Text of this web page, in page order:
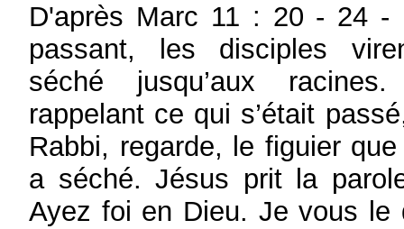
D'après Marc 11 : 20 - 24 -
passant, les disciples
séché jusqu’aux
rappelant ce qui s’était
Rabbi, regarde, le figuier
a séché. Jésus prit la
Ayez foi en Dieu. Je vous le